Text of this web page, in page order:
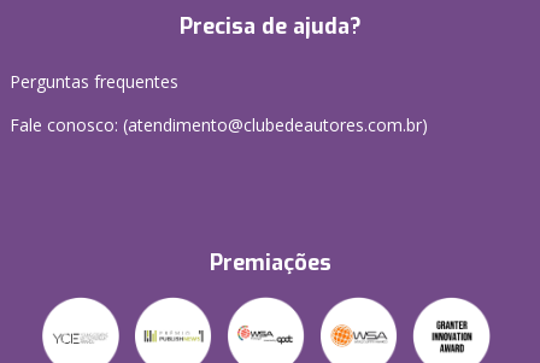
Precisa de ajuda?
Perguntas frequentes
Fale conosco: (atendimento@clubedeautores.com.br)
Premiações